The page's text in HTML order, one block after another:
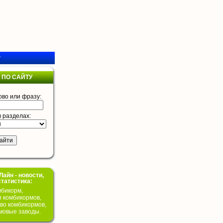
САЙТУ
или фразу:
разделах:
- новости,
комбикормов,
комбикормов,
заводы.